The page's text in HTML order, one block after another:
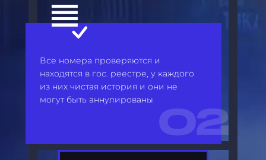
Все номера проверяются и
находятся в гос. реестре, у каждого
из них чистая история и они не
могут быть аннулированы